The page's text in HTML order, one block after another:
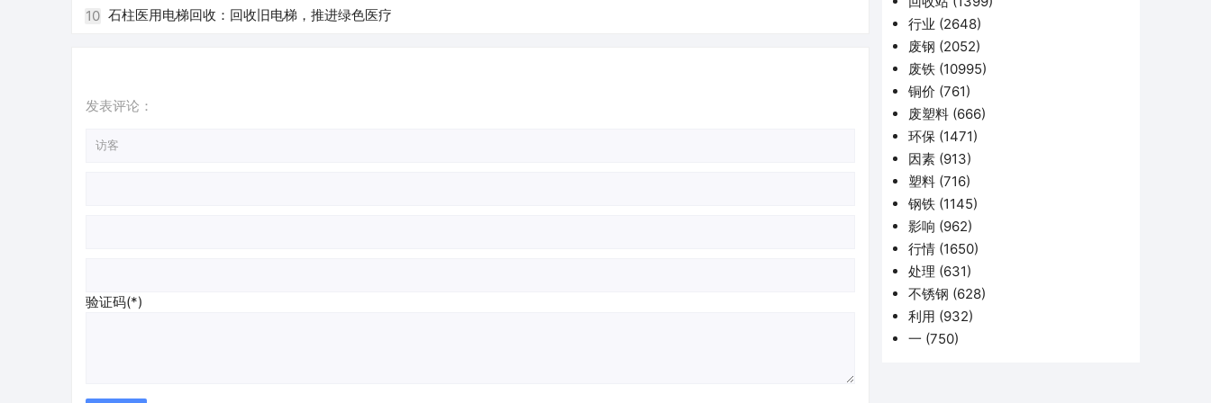
10 石柱医用电梯回收：回收旧电梯，推进绿色医疗
发表评论：
验证码(*)
行业 (2648)
废钢 (2052)
废铁 (10995)
铜价 (761)
废塑料 (666)
环保 (1471)
因素 (913)
塑料 (716)
钢铁 (1145)
影响 (962)
行情 (1650)
处理 (631)
不锈钢 (628)
利用 (932)
一 (750)